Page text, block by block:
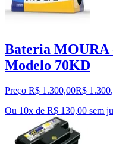
Bateria MOURA
Modelo 70KD
Preço R$ 1.300,00R$ 1.300,
Ou 10x de R$ 130,00 sem